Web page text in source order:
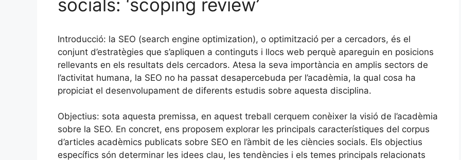
socials: ‘scoping review’
Introducció: la SEO (search engine optimization), o optimització per a cercadors, és el
conjunt d’estratègies que s’apliquen a continguts i llocs web perquè apareguin en posicions
rellevants en els resultats dels cercadors. Atesa la seva importància en amplis sectors de
l’activitat humana, la SEO no ha passat desapercebuda per l’acadèmia, la qual cosa ha
propiciat el desenvolupament de diferents estudis sobre aquesta disciplina.
Objectius: sota aquesta premissa, en aquest treball cerquem conèixer la visió de l’acadèmia
sobre la SEO. En concret, ens proposem explorar les principals característiques del corpus
d’articles acadèmics publicats sobre SEO en l’àmbit de les ciències socials. Els objectius
específics són determinar les idees clau, les tendències i els temes principals relacionats